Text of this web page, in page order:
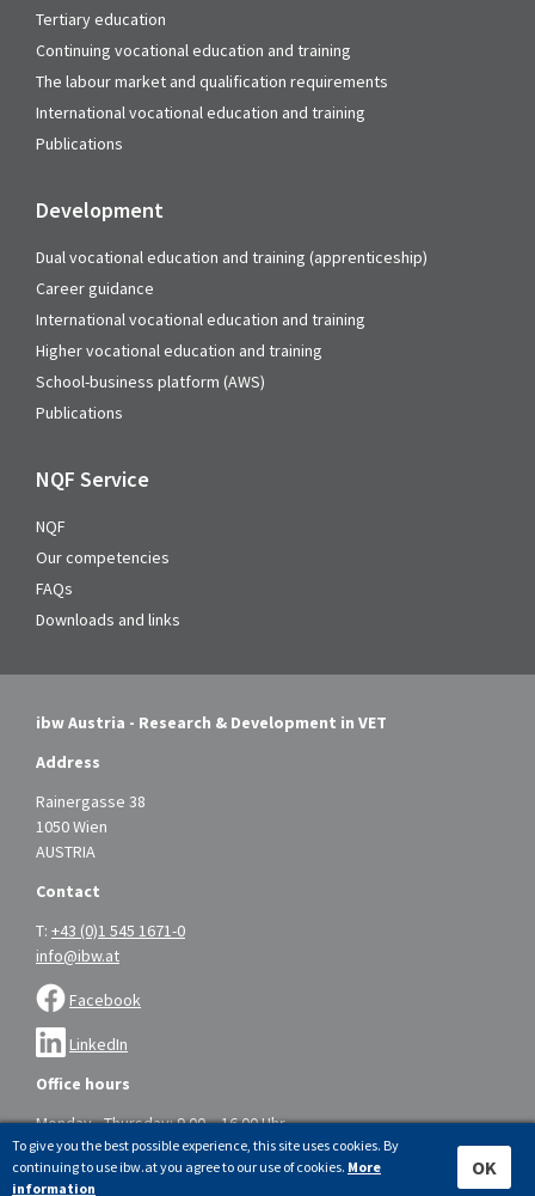
Tertiary education
Continuing vocational education and training
The labour market and qualification requirements
International vocational education and training
Publications
Development
Dual vocational education and training (apprenticeship)
Career guidance
International vocational education and training
Higher vocational education and training
School-business platform (AWS)
Publications
NQF Service
NQF
Our competencies
FAQs
Downloads and links
ibw Austria - Research & Development in VET
Address
Rainergasse 38
1050 Wien
AUSTRIA
Contact
T: +43 (0)1 545 1671-0
info@ibw.at
Facebook
LinkedIn
Office hours
Monday - Thursday: 9.00 – 16.00 Uhr
Friday: 9.00 – 14.00 Uhr
To give you the best possible experience, this site uses cookies. By
continuing to use ibw.at you agree to our use of cookies. More
information
OK